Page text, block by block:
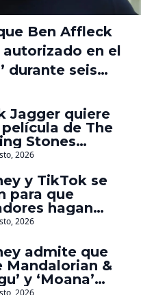
Ben Affleck
en el
durante seis
Jagger quiere
de The
Stones
por los
2026
y TikTok se
para que
hagan
con
Pixar y ‘Star
2026
admite que
Mandalorian &
y ‘Moana’
2026